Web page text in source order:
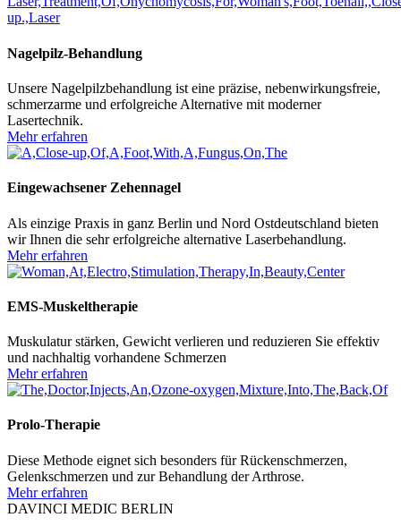
Nagelpilz-Behandlung
Unsere Nagelpilzbehandlung ist eine präzise, nebenwirkungsfreie,
schmerzarme und erfolgreiche Alternative mit moderner
Lasertechnik.
Mehr erfahren
Eingewachsener Zehennagel
Als einzige Praxis in ganz Berlin und Nord Ostdeutschland bieten
wir Ihnen die sehr erfolgreiche alternative Laserbehandlung.
Mehr erfahren
EMS-Muskeltherapie
Muskulatur stärken, Gewicht verlieren und reduzieren Sie effektiv
und nachhaltig vorhandene Schmerzen
Mehr erfahren
Prolo-Therapie
Diese Methode eignet sich besonders für Rückenschmerzen,
Gelenkschmerzen und zur Behandlung der Arthrose.
Mehr erfahren
DAVINCI MEDIC BERLIN